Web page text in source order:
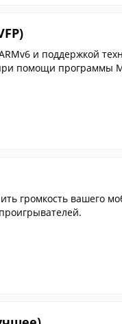
и поддержкой
помощи программы
громкость вашего